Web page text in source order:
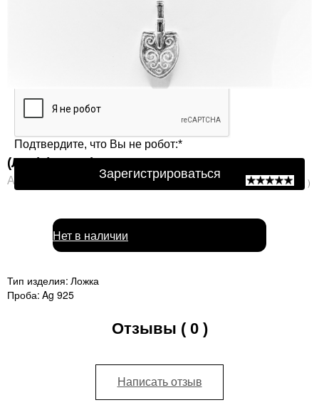
(ЛЗГ) (ложка) Ag 925
Артикул: ЛЗГ ( 0 )
Нет в наличии
Тип изделия: Ложка
Проба: Ag 925
Отзывы ( 0 )
Написать отзыв
Защита от автоматической регистрации
Подтвердите, что Вы не робот:*
Зарегистрироваться